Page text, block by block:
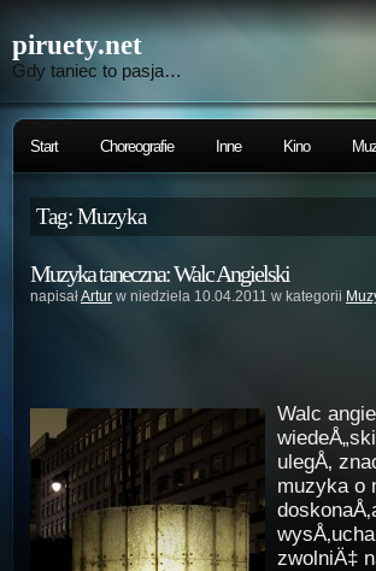
piruety.net
Gdy taniec to pasja…
Start Choreografie Inne Kino
Tag: Muzyka
Muzyka taneczna: Walc Angielski
napisałArtur w niedziela 10.04.2011 w kategorii
Walc
ulegÅ‚
muzyka o
zwolniÄ‡